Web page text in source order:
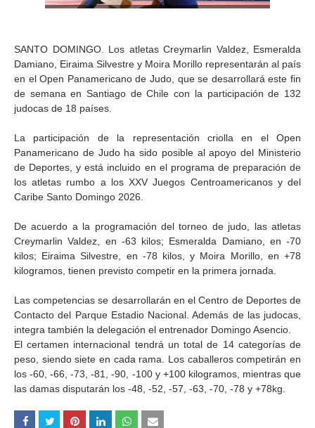
SANTO DOMINGO. Los atletas Creymarlin Valdez, Esmeralda
Damiano, Eiraima Silvestre y Moira Morillo representarán al país
en el Open Panamericano de Judo, que se desarrollará este fin
de semana en Santiago de Chile con la participación de 132
judocas de 18 países.
La participación de la representación criolla en el Open
Panamericano de Judo ha sido posible al apoyo del Ministerio
de Deportes, y está incluido en el programa de preparación de
los atletas rumbo a los XXV Juegos Centroamericanos y del
Caribe Santo Domingo 2026.
De acuerdo a la programación del torneo de judo, las atletas
Creymarlin Valdez, en -63 kilos; Esmeralda Damiano, en -70
kilos; Eiraima Silvestre, en -78 kilos, y Moira Morillo, en +78
kilogramos, tienen previsto competir en la primera jornada.
Las competencias se desarrollarán en el Centro de Deportes de
Contacto del Parque Estadio Nacional. Además de las judocas,
integra también la delegación el entrenador Domingo Asencio.
El certamen internacional tendrá un total de 14 categorías de
peso, siendo siete en cada rama. Los caballeros competirán en
los -60, -66, -73, -81, -90, -100 y +100 kilogramos, mientras que
las damas disputarán los -48, -52, -57, -63, -70, -78 y +78kg.